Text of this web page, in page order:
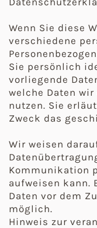
Wenn Sie diese
verschiedene
Sie persönlich
vorliegende
welche Daten
nutzen. Sie
Zweck das
Wir weisen
Kommunikation
aufweisen kann.
Daten vor dem
möglich.
Hinweis zur